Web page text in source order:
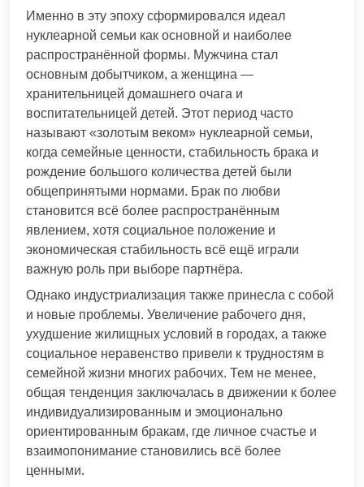
Именно в эту эпоху сформировался идеал
нуклеарной семьи как основной и наиболее
распространённой формы. Мужчина стал
основным добытчиком, а женщина —
хранительницей домашнего очага и
воспитательницей детей. Этот период часто
называют «золотым веком» нуклеарной семьи,
когда семейные ценности, стабильность брака и
рождение большого количества детей были
общепринятыми нормами. Брак по любви
становится всё более распространённым
явлением, хотя социальное положение и
экономическая стабильность всё ещё играли
важную роль при выборе партнёра.
Однако индустриализация также принесла с собой
и новые проблемы. Увеличение рабочего дня,
ухудшение жилищных условий в городах, а также
социальное неравенство привели к трудностям в
семейной жизни многих рабочих. Тем не менее,
общая тенденция заключалась в движении к более
индивидуализированным и эмоционально
ориентированным бракам, где личное счастье и
взаимопонимание становились всё более
ценными.